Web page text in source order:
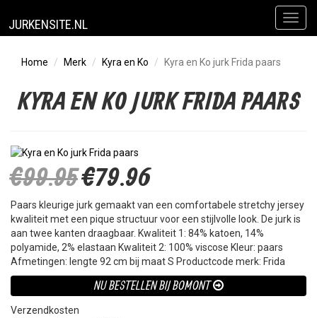
JURKENSITE.NL
Home Merk Kyra en Ko Kyra en Ko jurk Frida paars
KYRA EN KO JURK FRIDA PAARS
€99.95€79.96
Paars kleurige jurk gemaakt van een comfortabele stretchy jersey
kwaliteit met een pique structuur voor een stijlvolle look. De jurk is
aan twee kanten draagbaar. Kwaliteit 1: 84% katoen, 14%
polyamide, 2% elastaan Kwaliteit 2: 100% viscose Kleur: paars
Afmetingen: lengte 92 cm bij maat S Productcode merk: Frida
NU BESTELLEN BIJ BOMONT
Verzendkosten